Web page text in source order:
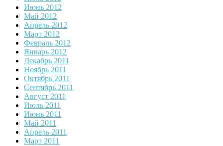
Июнь 2012
Май 2012
Апрель 2012
Март 2012
Февраль 2012
Январь 2012
Декабрь 2011
Ноябрь 2011
Октябрь 2011
Сентябрь 2011
Август 2011
Июль 2011
Июнь 2011
Май 2011
Апрель 2011
Март 2011